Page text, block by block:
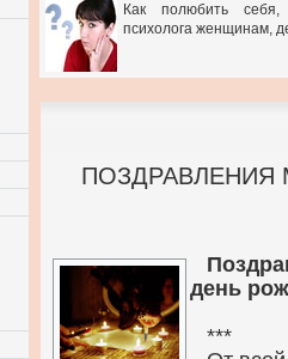
Как полюбить себя,
психолога женщинам,
день
***